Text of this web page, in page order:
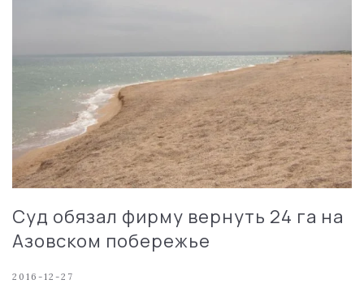
Суд обязал фирму вернуть 24 га на
Азовском побережье
2016-12-27